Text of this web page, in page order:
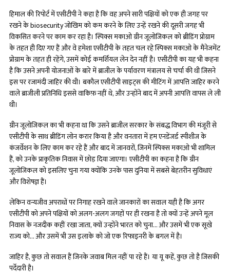
हिमाल की रिपोर्ट में एसीटीपी ने कहा है कि वह अपने सारी पक्षियों को एक ही जगह पर
रखने के biosecurity जोखिम को कम करने के लिए उन्हें रखने की दूसरी जगह भी
विकसित करने पर काम कर रहा है। स्पिक्स मकाओ ग्रीन जूलोजिकल को ब्रीडिंग प्रोग्राम
के तहत ही दिए गए हैं और वे हमेशा एसीटीपी के तहत चल रहे स्पिक्स मकाओ के मैनेजमेंट
प्रोग्राम के तहत ही रहेंगे, उसमें कोई कमर्शियल लेन देन नहीं है। एसीटीपी का यह भी कहना
है कि उसने अपनी योजनाओं के बारे में ब्राजील के पर्यावरण मंत्रालय से चर्चा की थी जिसने
इस पर रजामंदी जाहिर की थी। बकौल एसीटीपी साइट्स की मीटिंग में आपत्ति जाहिर करने
वाले ब्राजीली प्रतिनिधि इससे वाकिफ़ नहीं थे, और उन्होंने बाद में अपनी आपत्ति वापस ले ली
थी।
ग्रीन जूलोजिकल का भी कहना था कि उसने ब्राजील सरकार के संबद्ध विभाग की मंजूरी से
एसीटीपी के साथ ब्रीडिंग लोन करार किया है और वनतारा में हम एनडेंजर्ड स्पीशीज के
कंजर्वेशन के लिए काम कर रहे हैं और बाद में जानवरों, जिनमें स्पिक्स मकाओ भी शामिल
हैं, को उनके प्राकृतिक निवास में छोड़ दिया जाएगा। एसीटीपी का कहना है कि ग्रीन
जूलोजिकल को इसलिए चुना गया क्योंकि उनके पास दुनिया में सबसे बेहतरीन सुविधाएं
और विशेषज्ञ हैं।
लेकिन वन्यजीव अपराधों पर निगाह रखने वाले जानकारों का सवाल यही है कि अगर
एसीटीपी को अपने पक्षियों को अलग-अलग जगहों पर ही रखना है तो क्यों उन्हें अपने मूल
निवास के नजदीक कहीं रखा जाता, क्यों उन्होंने भारत को चुना… और उसमें भी एक सूखे
राज्य को… और उसमें भी उस इलाके को जो एक रिफाइनरी के बगल में है।
जाहिर है, कुछ तो सवाल हैं जिनके जवाब मिल नहीं पा रहे हैं। या यू कहें, कुछ तो है जिसकी
पर्देदारी है।